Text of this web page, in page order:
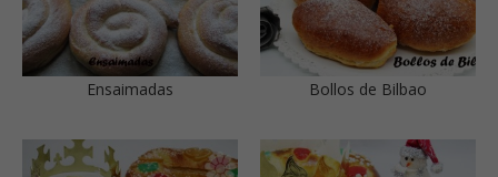
Ensaimadas Bollos de Bilbao